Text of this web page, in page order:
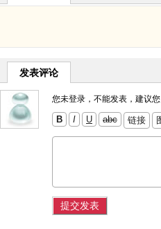
发表评论
您未登录，不能发表，建议您